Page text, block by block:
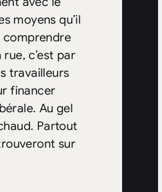
moyens qu’il
comprendre
c’est par
travailleurs
financer
Au gel
Partout
sur